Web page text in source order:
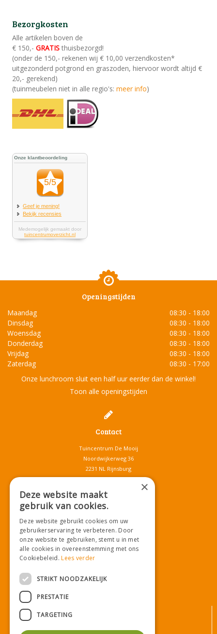
Bezorgkosten
Alle artikelen boven de
€ 150,- GRATIS thuisbezorgd!
(onder de 150,- rekenen wij € 10,00 verzendkosten*
uitgezonderd potgrond en graszoden, hiervoor wordt altijd €
20,- gerekend)
(tuinmeubelen niet in alle regio's: meer info)
Openingstijden
Maandag
08:30 - 18:00
Dinsdag
08:30 - 18:00
Woensdag
08:30 - 18:00
Donderdag
08:30 - 18:00
Vrijdag
08:30 - 18:00
Zaterdag
08:30 - 17:00
Onze lunchroom sluit een half uur eerder dan de winkel!
Toon alle openingstijden
Contact
Tuincentrum De Mooij
Noordwijkerweg 36
2231 NL Rijnsburg
T.071-4080959
info@tuincentrumdemooij.nl
Download onze App!
×
Deze website maakt
gebruik van cookies.
Deze website gebruikt cookies om uw
gebruikerservaring te verbeteren. Door
onze website te gebruiken, stemt u in met
alle cookies in overeenstemming met ons
Cookiebeleid.Lees verder
STRIKT NOODZAKELIJK
PRESTATIE
TARGETING